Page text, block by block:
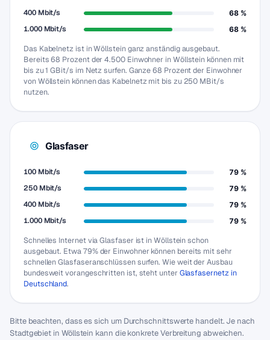
400 Mbit/s 68 %
1.000 Mbit/s 68 %
Das Kabelnetz ist in Wöllstein ganz anständig ausgebaut.
Bereits 68 Prozent der 4.500 Einwohner in Wöllstein können mit
bis zu 1 GBit/s im Netz surfen. Ganze 68 Prozent der Einwohner
von Wöllstein können das Kabelnetz mit bis zu 250 MBit/s
nutzen.
Glasfaser
100 Mbit/s 79 %
250 Mbit/s 79 %
400 Mbit/s 79 %
1.000 Mbit/s 79 %
Schnelles Internet via Glasfaser ist in Wöllstein schon
ausgebaut. Etwa 79% der Einwohner können bereits mit sehr
schnellen Glasfaseranschlüssen surfen. Wie weit der Ausbau
bundesweit vorangeschritten ist, steht unter Glasfasernetz in
Deutschland.
Bitte beachten, dass es sich um Durchschnittswerte handelt. Je nach
Stadtgebiet in Wöllstein kann die konkrete Verbreitung abweichen.